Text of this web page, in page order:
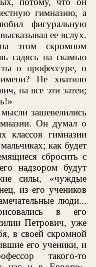
гимназию, а
фигуральную
ее вслух.
этом скромном
садясь на скамью
о профессуре, о
Не хватило
на все эти затеи;
зашевелились
Он думал о
классов гимназии
как будет
сбросить с
надзором будут
силы, «чуждые
из его учеников
люди...
в его
Петрович, уже
в своей скромной
его ученики, и
такого-то